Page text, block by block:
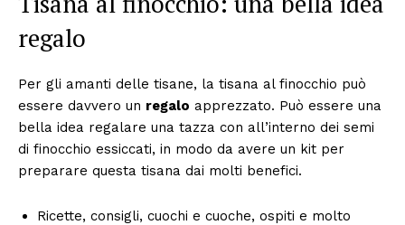
regalo
Per gli amanti delle tisane, la tisana al finocchio può
essere davvero un regalo apprezzato. Può essere una
bella idea regalare una tazza con all’interno dei semi
di finocchio essiccati, in modo da avere un kit per
preparare questa tisana dai molti benefici.
Ricette, consigli, cuochi e cuoche, ospiti e molto